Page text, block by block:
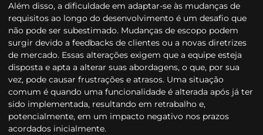
Além disso, a dificuldade em adaptar-se às mudanças de
requisitos ao longo do desenvolvimento é um desafio que
não pode ser subestimado. Mudanças de escopo podem
surgir devido a feedbacks de clientes ou a novas diretrizes
de mercado. Essas alterações exigem que a equipe esteja
disposta e apta a alterar suas abordagens, o que, por sua
vez, pode causar frustrações e atrasos. Uma situação
comum é quando uma funcionalidade é alterada após já ter
sido implementada, resultando em retrabalho e,
potencialmente, em um impacto negativo nos prazos
acordados inicialmente.